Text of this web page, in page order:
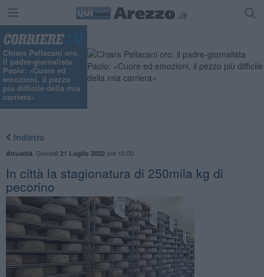
Chiara Pellacani oro,
il padre-giornalista
Paolo: «Cuore ed
emozioni, il pezzo
più difficile della mia
carriera»
Indietro
Attualità Giovedì 21 Luglio 2022ore 10:00
In città la stagionatura di 250mila kg di
pecorino